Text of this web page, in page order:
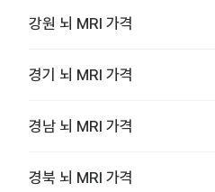
강원 뇌 MRI 가격
경기 뇌 MRI 가격
경남 뇌 MRI 가격
경북 뇌 MRI 가격